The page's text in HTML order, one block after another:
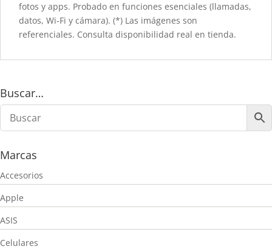
fotos y apps. Probado en funciones esenciales (llamadas,
datos, Wi‑Fi y cámara). (*) Las imágenes son
referenciales. Consulta disponibilidad real en tienda.
Buscar…
Marcas
Accesorios
Apple
ASIS
Celulares